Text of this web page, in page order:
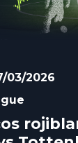
03/2026